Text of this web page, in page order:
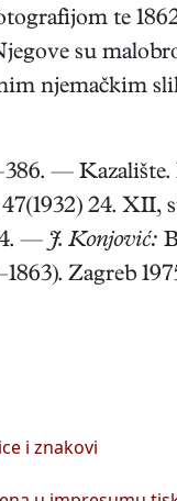
te
su
njemačkim
—
24.
—J. Konjović:
Zagreb
i znakovi